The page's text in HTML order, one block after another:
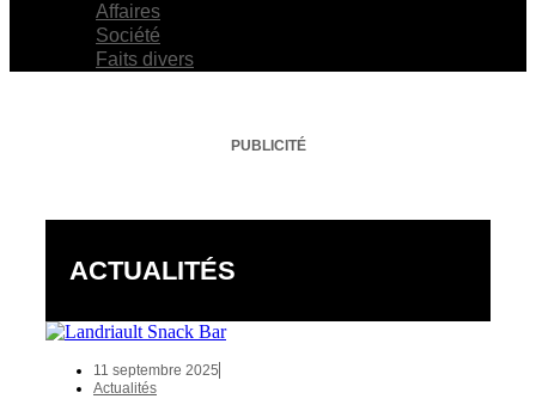
Affaires
Société
Faits divers
PUBLICITÉ
ACTUALITÉS
11 septembre 2025
Actualités